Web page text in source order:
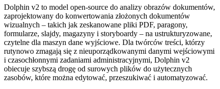
Dolphin v2 to model open-source do analizy obrazów dokumentów,
zaprojektowany do konwertowania złożonych dokumentów
wizualnych – takich jak zeskanowane pliki PDF, paragony,
formularze, slajdy, magazyny i storyboardy – na ustrukturyzowane,
czytelne dla maszyn dane wyjściowe. Dla twórców treści, którzy
rutynowo zmagają się z nieuporządkowanymi danymi wejściowymi
i czasochłonnymi zadaniami administracyjnymi, Dolphin v2
obiecuje szybszą drogę od surowych plików do użytecznych
zasobów, które można edytować, przeszukiwać i automatyzować.